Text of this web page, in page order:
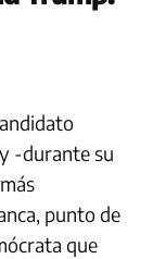
-durante su
punto de
que